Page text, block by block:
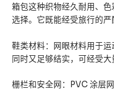
箱包这种织物经久耐用、
选择。它既能经受旅行的严
鞋类材料：网眼材料用于运
同时又足够结实，可经受大
栅栏和安全网：PVC 涂层